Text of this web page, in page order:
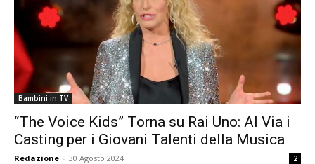
Bambini in TV
“The Voice Kids” Torna su Rai Uno: Al Via i
Casting per i Giovani Talenti della Musica
Redazione - 30 Agosto 2024 2